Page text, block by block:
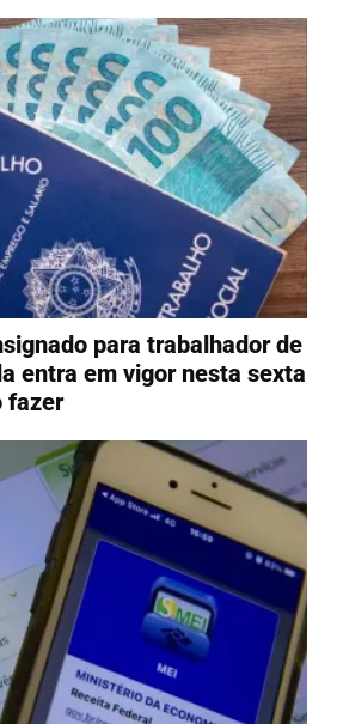
para trabalhador de
entra em vigor nesta sexta
fazer